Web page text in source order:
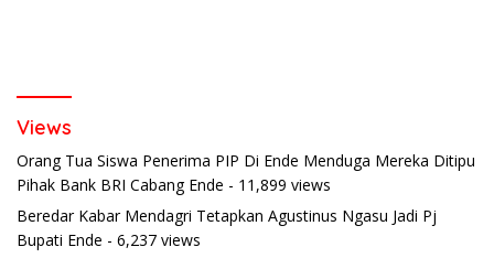
Views
Orang Tua Siswa Penerima PIP Di Ende Menduga Mereka Ditipu
Pihak Bank BRI Cabang Ende - 11,899 views
Beredar Kabar Mendagri Tetapkan Agustinus Ngasu Jadi Pj
Bupati Ende - 6,237 views